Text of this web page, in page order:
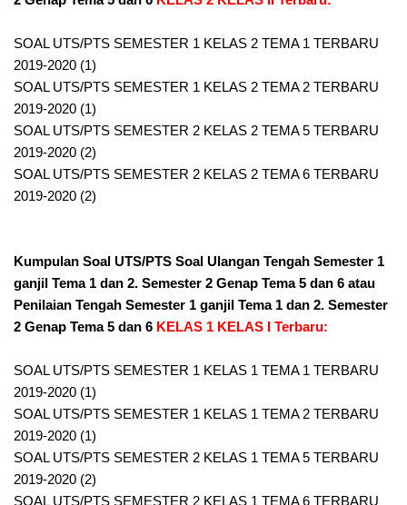
SOAL UTS/PTS SEMESTER 1 KELAS 2 TEMA 1 TERBARU
2019-2020 (1)
SOAL UTS/PTS SEMESTER 1 KELAS 2 TEMA 2 TERBARU
2019-2020 (1)
SOAL UTS/PTS SEMESTER 2 KELAS 2 TEMA 5 TERBARU
2019-2020 (2)
SOAL UTS/PTS SEMESTER 2 KELAS 2 TEMA 6 TERBARU
2019-2020 (2)
Kumpulan Soal UTS/PTS Soal Ulangan Tengah Semester 1
ganjil Tema 1 dan 2. Semester 2 Genap Tema 5 dan 6 atau
Penilaian Tengah Semester 1 ganjil Tema 1 dan 2. Semester
2 Genap Tema 5 dan 6 KELAS 1 KELAS I Terbaru:
SOAL UTS/PTS SEMESTER 1 KELAS 1 TEMA 1 TERBARU
2019-2020 (1)
SOAL UTS/PTS SEMESTER 1 KELAS 1 TEMA 2 TERBARU
2019-2020 (1)
SOAL UTS/PTS SEMESTER 2 KELAS 1 TEMA 5 TERBARU
2019-2020 (2)
SOAL UTS/PTS SEMESTER 2 KELAS 1 TEMA 6 TERBARU